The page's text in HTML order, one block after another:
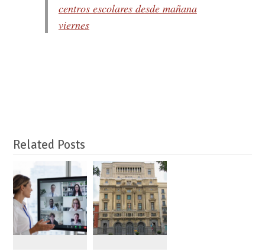
centros escolares desde mañana
viernes
Related Posts